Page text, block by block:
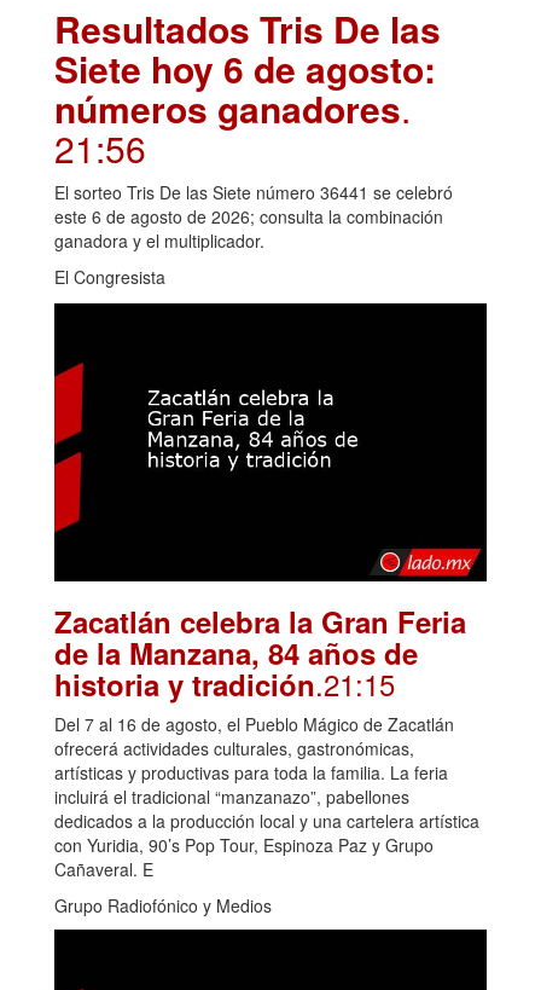
Resultados Tris De las
Siete hoy 6 de agosto:
números ganadores.
21:56
El sorteo Tris De las Siete número 36441 se celebró
este 6 de agosto de 2026; consulta la combinación
ganadora y el multiplicador.
El Congresista
Zacatlán celebra la Gran Feria
de la Manzana, 84 años de
historia y tradición.21:15
Del 7 al 16 de agosto, el Pueblo Mágico de Zacatlán
ofrecerá actividades culturales, gastronómicas,
artísticas y productivas para toda la familia. La feria
incluirá el tradicional “manzanazo”, pabellones
dedicados a la producción local y una cartelera artística
con Yuridia, 90’s Pop Tour, Espinoza Paz y Grupo
Cañaveral. E
Grupo Radiofónico y Medios